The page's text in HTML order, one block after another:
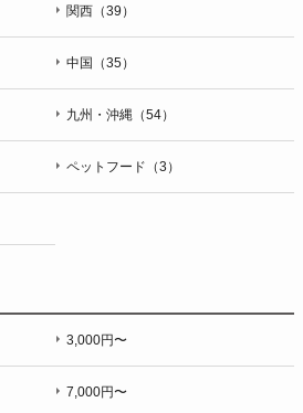
関西（39）
中国（35）
九州・沖縄（54）
ペットフード（3）
3,000円〜
7,000円〜